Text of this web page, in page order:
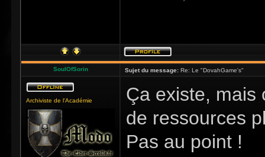
SoulOfSorin Sujet du message: Re: Le "DovahGame's"
Archiviste de l'Académie
Ça existe, mais
de ressources
Pas au point !